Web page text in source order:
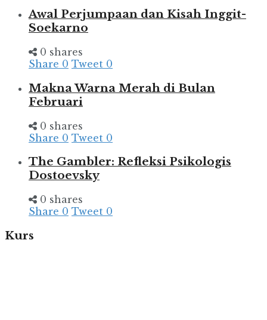
Awal Perjumpaan dan Kisah Inggit-
Soekarno
0 shares
Share 0 Tweet 0
Makna Warna Merah di Bulan
Februari
0 shares
Share 0 Tweet 0
The Gambler: Refleksi Psikologis
Dostoevsky
0 shares
Share 0 Tweet 0
Kurs